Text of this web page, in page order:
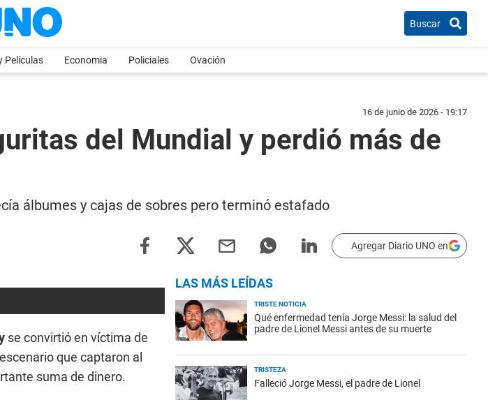
Buscar
Películas Economia Policiales Ovación
16 de junio de 2026 - 19:17
del Mundial y perdió más de
álbumes y cajas de sobres pero terminó estafado
Agregar Diario UNO en
se convirtió en víctima de
que captaron al
suma de dinero.
LAS MÁS LEÍDAS
TRISTE NOTICIA
Qué enfermedad tenía Jorge Messi: la salud del
padre de Lionel Messi antes de su muerte
TRISTEZA
Falleció Jorge Messi, el padre de Lionel